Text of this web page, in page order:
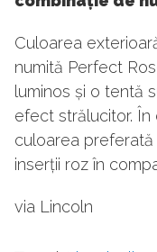
Culoarea
numită Perfect
luminos și o tentă
efect strălucitor.
culoarea
inserții roz în
via Lincoln